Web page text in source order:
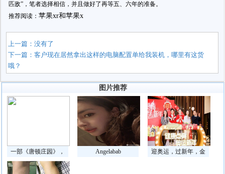
匹敌”，笔者选择相信，并且做好了再等五、六年的准备。
推荐阅读： 苹果xr和苹果x
上一篇：没有了
下一篇：客户现在居然拿出这样的电脑配置单给我装机，哪里有这货
哦？
图片推荐
一部《唐顿庄园》， Angelabab 迎奥运，过新年，金